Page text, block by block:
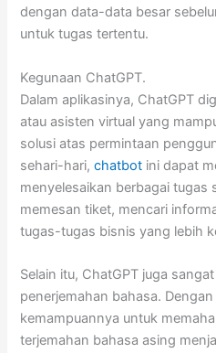
dengan data-data besar
untuk tugas tertentu.
Kegunaan ChatGPT.
Dalam aplikasinya, ChatGPT
atau asisten virtual yang
solusi atas permintaan
sehari-hari,chatbot ini dapat
menyelesaikan berbagai tugas
memesan tiket, mencari
tugas-tugas bisnis yang lebih
Selain itu, ChatGPT juga
penerjemahan bahasa.
kemampuannya untuk
terjemahan bahasa asing